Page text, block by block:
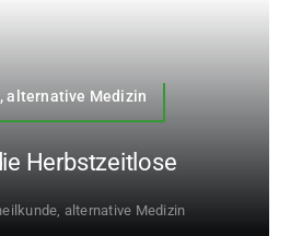
alternative Medizin
Herbstzeitlose
alternative Medizin